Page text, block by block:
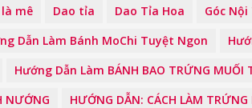
mê
Dao tỉa Dao Tỉa Hoa Góc
Dẫn Làm Bánh MoChi Tuyệt Ngon
Hướng Dẫn Làm BÁNH BAO TRỨNG
NƯỚNG
HƯỚNG DẪN: CÁCH LÀM TRỨNG